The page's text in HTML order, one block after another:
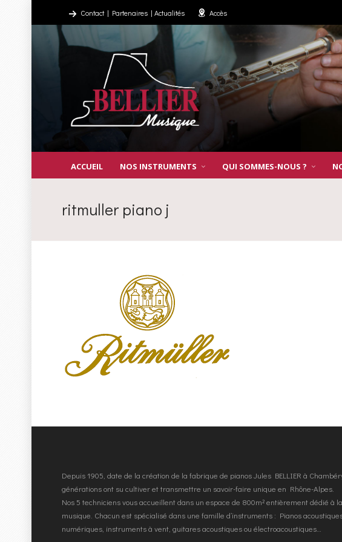
Contact| Partenaires | Actualités Accès
ACCUEIL NOS INSTRUMENTS QUI SOMMES-NOUS ?
ritmuller piano j
Depuis 1905, date de la création de la fabrique de pianos Jules BELLIER à
générations ont su cultiver et transmettre un savoir-faire unique en Rhône-Alpes.
Nos 5 techniciens vous accueillent dans un espace de 800m² entièrement dédié à
musique. Chacun est spécialisé dans une famille d’instruments : Pianos
numériques, instruments à vent, guitares acoustiques ou électroacoustiques…